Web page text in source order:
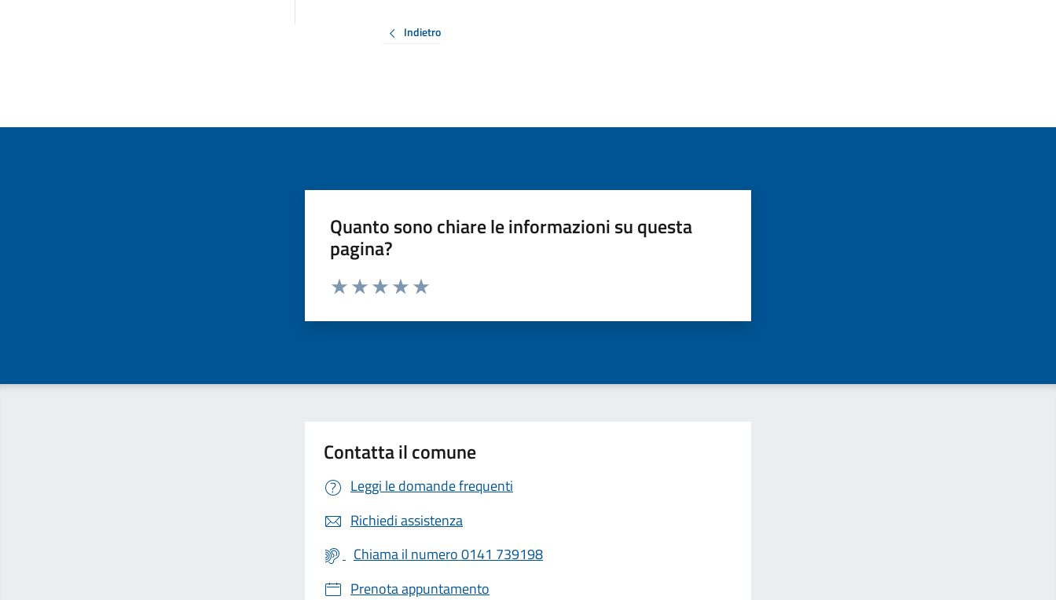
Indietro
Quanto sono chiare le informazioni su questa
pagina?
Valuta da 1 a 5 stelle la pagina
Contatta il comune
Leggi le domande frequenti
Richiedi assistenza
Chiama il numero 0141 739198
Prenota appuntamento